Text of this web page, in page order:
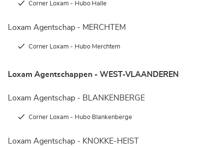
Corner Loxam - Hubo Halle
Loxam Agentschap - MERCHTEM
Corner Loxam - Hubo Merchtem
Loxam Agentschappen - WEST-VLAANDEREN
Loxam Agentschap - BLANKENBERGE
Corner Loxam - Hubo Blankenberge
Loxam Agentschap - KNOKKE-HEIST